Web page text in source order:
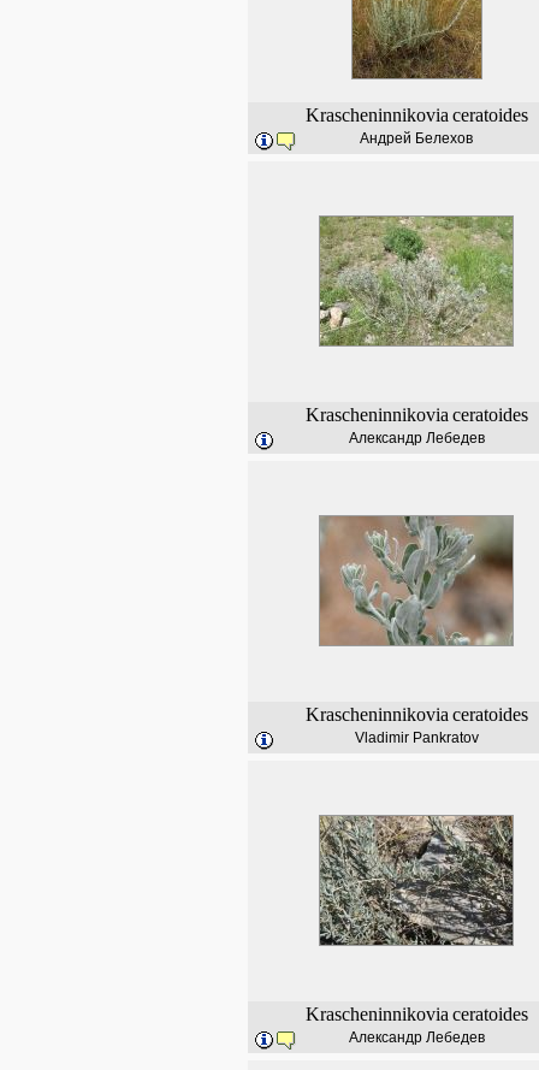
Krascheninnikovia ceratoides
Андрей Белехов
Krascheninnikovia ceratoides
Александр Лебедев
Krascheninnikovia ceratoides
Vladimir Pankratov
Krascheninnikovia ceratoides
Александр Лебедев